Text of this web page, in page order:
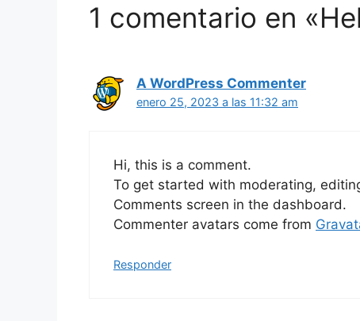
1 comentario en
A WordPress Commenter
enero 25, 2023 a las 11:32 am
Hi, this is a comment.
To get started with moderating,
Comments screen in the dashboard.
Commenter avatars come from
Responder